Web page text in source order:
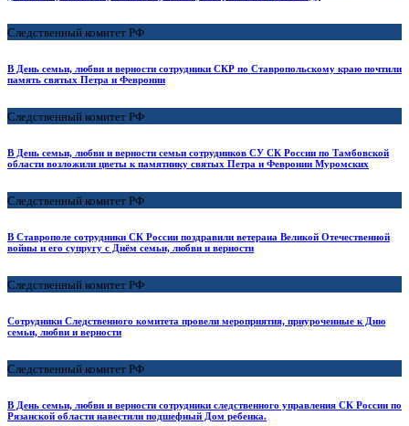
Следственный комитет РФ
В День семьи, любви и верности сотрудники СКР по Ставропольскому краю почтили
память святых Петра и Февронии
Следственный комитет РФ
В День семьи, любви и верности семьи сотрудников СУ СК России по Тамбовской
области возложили цветы к памятнику святых Петра и Февронии Муромских
Следственный комитет РФ
В Ставрополе сотрудники СК России поздравили ветерана Великой Отечественной
войны и его супругу с Днём семьи, любви и верности
Следственный комитет РФ
Сотрудники Следственного комитета провели мероприятия, приуроченные к Дню
семьи, любви и верности
Следственный комитет РФ
В День семьи, любви и верности сотрудники следственного управления СК России по
Рязанской области навестили подшефный Дом ребенка.